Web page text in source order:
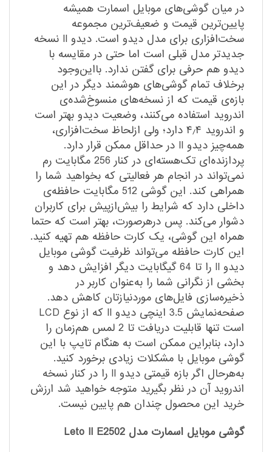
در میان گوشی‌های موبایل اسمارت همیشه
پایین‌ترین قیمت و ضعیف‌ترین مجموعه
سخت‌افزاری برای مدل دیدو است. دیدو II نسخه
جدیدتر مدل قبلی است اما حتی در مقایسه با
دیدو هم حرفی برای گفتن ندارد. بااین‌وجود
برخلاف تمام گوشی‌های هوشمند دیگر در این
بازه‌ی قیمت که از نسخه‌های منسوخ‌شده‌ی
اندروید استفاده می‌کنند، وضعیت دیدو بهتر است
و اندروید ۴٫۴ دارد؛ ولی ازلحاظ سخت‌افزاری،
همه‌چیز دیدو II در حداقل ممکن قرار دارد.
پردازنده‌ای تک‌هسته‌ای در کنار 256 مگابایت رم
نمی‌تواند در انجام هر فعالیتی که بخواهید شما را
همراهی کند. این گوشی 512 مگابایت حافظه‌ی
داخلی دارد که شرایط را بیش‌ازپیش برای کاربران
دشوار می‌کند. پس درهرصورت، بهتر است که حتما
همراه این گوشی، یک کارت حافظه هم تهیه کنید.
این کارت حافظه می‌تواند ظرفیت گوشی موبایل
دیدو II را تا 64 گیگابایت دیگر افزایش دهد و
بخشی از نگرانی شما را به‌عنوان کاربر در
ذخیره‌سازی فایل‌های موردنیازتان کاهش دهد.
صفحه‌نمایش 3.5 اینچی دیدو II که از نوع LCD
است تنها قابلیت دریافت تا 2 لمس هم‌زمان را
دارد، بنابراین ممکن است به هنگام تایپ با این
گوشی موبایل با مشکلات زیادی برخورد کنید.
به‌هرحال اگر بازه قیمتی دیدو II را در کنار نسخه
اندروید آن در نظر بگیرید متوجه خواهید شد ارزش
خرید این محصول چندان هم پایین نیست.
گوشی موبایل اسمارت مدل Leto II E2502